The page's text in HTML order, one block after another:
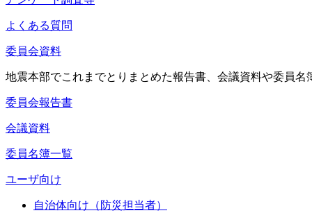
よくある質問
委員会資料
地震本部でこれまでとりまとめた報告書、会議資料や委員名
委員会報告書
会議資料
委員名簿一覧
ユーザ向け
自治体向け（防災担当者）